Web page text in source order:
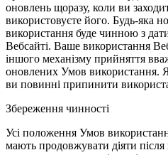
оновлень щоразу, коли ви
використовуєте його. Будь-яка
використання буде чинною з
Вебсайті. Ваше використання
іншого механізму прийняття
оновлених Умов використання.
ви повинні припинити
Збереження чинності
Усі положення Умов
мають продовжувати діяти